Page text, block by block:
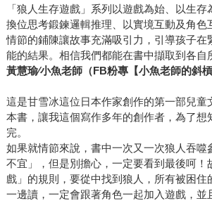
「狼人生存遊戲」系列以遊戲為始、以生存
換位思考鍛鍊邏輯推理、以實境互動及角色
情節的鋪陳讓故事充滿吸引力，引導孩子在
能的結果。相信我們都能在書中擷取到各
黃慧瑜∕小魚老師（FB粉專【小魚老師的斜
這是甘雪冰這位日本作家創作的第一部兒童
本書，讓我這個寫作多年的創作者，為了想
完。
如果就情節來說，書中一次又一次狼人吞噬
不宜」，但是別擔心，一定要看到最後呵！
戲」的規則，要從中找到狼人，所有被困住
一邊讀，一定會跟著角色一起加入遊戲，並